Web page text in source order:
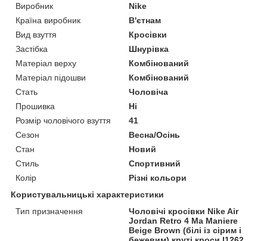
Виробник
Nike
Країна виробник
В'єтнам
Вид взуття
Кросівки
Застібка
Шнурівка
Матеріал верху
Комбінований
Матеріал підошви
Комбінований
Стать
Чоловіча
Прошивка
Ні
Розмір чоловічого взуття
41
Сезон
Весна/Осінь
Стан
Новий
Стиль
Спортивний
Колір
Різні кольори
Користувальницькі характеристики
Тип призначення
Чоловічі кросівки Nike Air
Jordan Retro 4 Ma Maniere
Beige Brown (білі із сірим і